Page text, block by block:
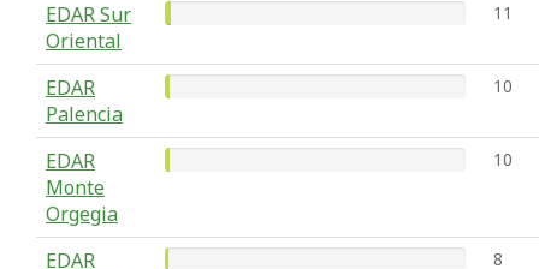
EDAR Sur
Oriental
11
EDAR
Palencia
10
EDAR
Monte
Orgegia
10
EDAR
8